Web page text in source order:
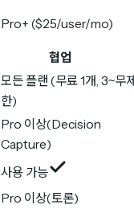
Pro+ ($25/user/mo)
협업
모든 플랜 (무료 1개, 3~무제
한)
Pro 이상(Decision
Capture)
사용 가능
Pro 이상(토론)